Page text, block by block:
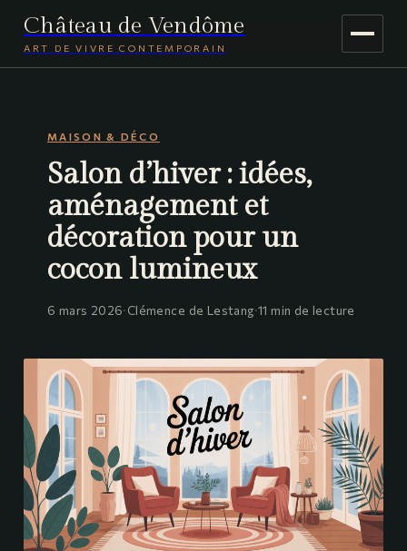
Château de Vendôme
ART DE VIVRE CONTEMPORAIN
JARDINAGE
VOYAGE
MAISON & DÉCO
Salon d’hiver : idées,
aménagement et
décoration pour un
cocon lumineux
6 mars 2026·Clémence de Lestang·11 min de lecture